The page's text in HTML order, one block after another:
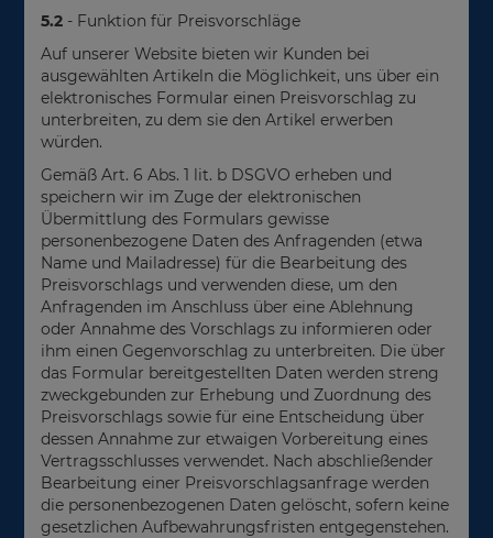
5.2 - Funktion für Preisvorschläge
Auf unserer Website bieten wir Kunden bei
ausgewählten Artikeln die Möglichkeit, uns über ein
elektronisches Formular einen Preisvorschlag zu
unterbreiten, zu dem sie den Artikel erwerben
würden.
Gemäß Art. 6 Abs. 1 lit. b DSGVO erheben und
speichern wir im Zuge der elektronischen
Übermittlung des Formulars gewisse
personenbezogene Daten des Anfragenden (etwa
Name und Mailadresse) für die Bearbeitung des
Preisvorschlags und verwenden diese, um den
Anfragenden im Anschluss über eine Ablehnung
oder Annahme des Vorschlags zu informieren oder
ihm einen Gegenvorschlag zu unterbreiten. Die über
das Formular bereitgestellten Daten werden streng
zweckgebunden zur Erhebung und Zuordnung des
Preisvorschlags sowie für eine Entscheidung über
dessen Annahme zur etwaigen Vorbereitung eines
Vertragsschlusses verwendet. Nach abschließender
Bearbeitung einer Preisvorschlagsanfrage werden
die personenbezogenen Daten gelöscht, sofern keine
gesetzlichen Aufbewahrungsfristen entgegenstehen.